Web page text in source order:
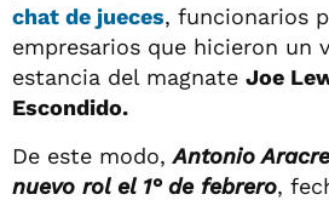
chat de jueces, funcionarios
empresarios que hicieron un
estancia del magnate Joe
Escondido.
De este modo,Antonio
nuevo rol el 1° de febrero,